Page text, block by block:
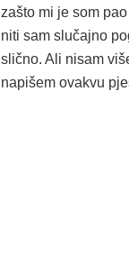
zašto mi je som
niti sam slučajno
slično. Ali nisam
napišem ovakvu